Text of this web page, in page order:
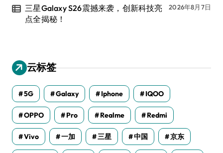
三星Galaxy S26震撼来袭，创新科技亮
点全揭秘！
2026年8月7日
云标签
5G Galaxy Iphone IQOO
OPPO Pro Realme Redmi
Vivo 一加 三星 中国 京东